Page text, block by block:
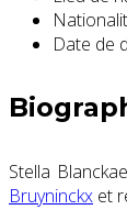
Date de
Stella
Bruyninckx et